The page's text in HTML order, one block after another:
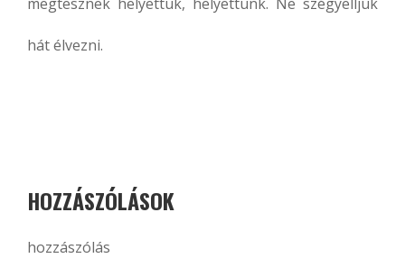
hát élvezni.
HOZZÁSZÓLÁSOK
hozzászólás